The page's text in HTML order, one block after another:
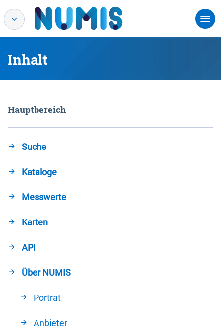
Inhalt
Hauptbereich
Suche
Kataloge
Messwerte
Karten
API
Über NUMIS
Porträt
Anbieter